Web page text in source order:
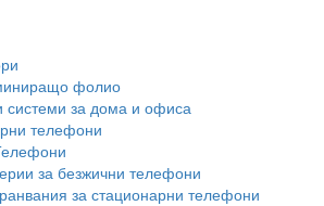
фолио
системи за дома и офиса
телефони
за безжични телефони
за стационарни телефони